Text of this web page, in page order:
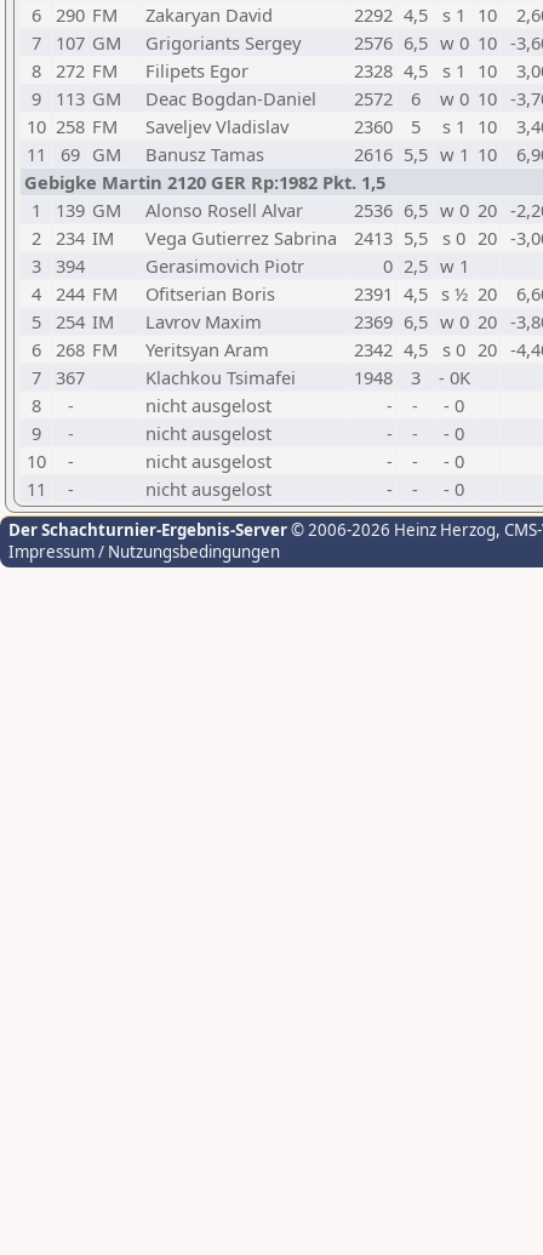
6 290 FM Zakaryan David 2292 4,5 s 1 10
7
107 GM Grigoriants Sergey 2576 6,5 w 0 10 -
8 272 FM Filipets Egor 2328 4,5 s 1 10
9
113 GM Deac Bogdan-Daniel 2572 6 w 0 10 -
10 258 FM Saveljev Vladislav 2360 5 s 1 10
11
69 GM Banusz Tamas 2616 5,5 w 1 10
Gebigke Martin 2120 GER Rp:1982 Pkt. 1,5
1
139 GM Alonso Rosell Alvar 2536 6,5 w 0 20 -
2 234 IM Vega Gutierrez Sabrina 2413 5,5 s 0 20 -
3 394 Gerasimovich Piotr 0 2,5 w 1
4 244 FM Ofitserian Boris 2391 4,5 s ½ 20
5 254 IM Lavrov Maxim 2369 6,5 w 0 20 -
6 268 FM Yeritsyan Aram 2342 4,5 s 0 20 -
7 367 Klachkou Tsimafei 1948 3
- 0K
8
- nicht ausgelost - -
- 0
9
- nicht ausgelost - -
- 0
10
- nicht ausgelost - -
- 0
11
- nicht ausgelost - - - 0
Der Schachturnier-Ergebnis-Server© 2006-2026 Heinz Herzog,
Impressum / Nutzungsbedingungen